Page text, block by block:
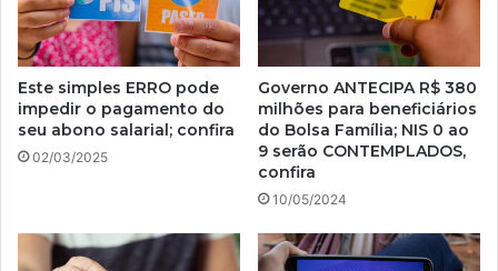
Este simples ERRO pode
impedir o pagamento do
seu abono salarial; confira
02/03/2025
Governo ANTECIPA R$ 380
milhões para beneficiários
do Bolsa Família; NIS 0 ao
9 serão CONTEMPLADOS,
confira
10/05/2024